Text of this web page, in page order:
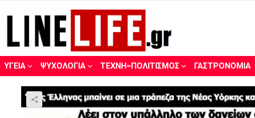
ΥΓΕΊΑ ΨΥΧΟΛΟΓΊΑ ΤΈΧΝΗ-ΠΟΛΙΤΙΣΜΌΣ ΓΑΣΤΡΟΝΟΜΊΑ